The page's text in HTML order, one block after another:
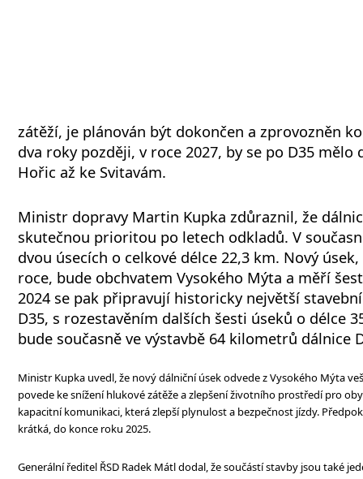
zátěží, je plánován být dokončen a zprovozněn
dva roky později, v roce 2027, by se po D35
Hořic až ke Svitavám.
Ministr dopravy Martin Kupka zdůraznil, že
skutečnou prioritou po letech odkladů. V
dvou úsecích o celkové délce 22,3 km. Nový
roce, bude obchvatem Vysokého Mýta a měří
2024 se pak připravují historicky největší
D35, s rozestavěním dalších šesti úseků o délce
bude současně ve výstavbě 64 kilometrů dálnice
Ministr Kupka uvedl, že nový dálniční úsek odvede z Vysokého Mýta
povede ke snížení hlukové zátěže a zlepšení životního prostředí pro
kapacitní komunikaci, která zlepší plynulost a bezpečnost jízdy.
krátká, do konce roku 2025.
Generální ředitel ŘSD Radek Mátl dodal, že součástí stavby jsou také